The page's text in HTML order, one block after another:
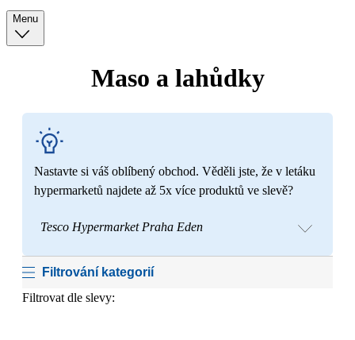
Menu
Maso a lahůdky
Nastavte si váš oblíbený obchod. Věděli jste, že v letáku
hypermarketů najdete až 5x více produktů ve slevě?
Tesco Hypermarket Praha Eden
Filtrování kategorií
Filtrovat dle slevy: